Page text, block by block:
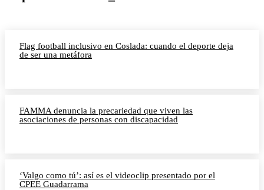
Flag football inclusivo en Coslada: cuando el deporte deja
de ser una metáfora
FAMMA denuncia la precariedad que viven las
asociaciones de personas con discapacidad
‘Valgo como tú’: así es el videoclip presentado por el
CPEE Guadarrama